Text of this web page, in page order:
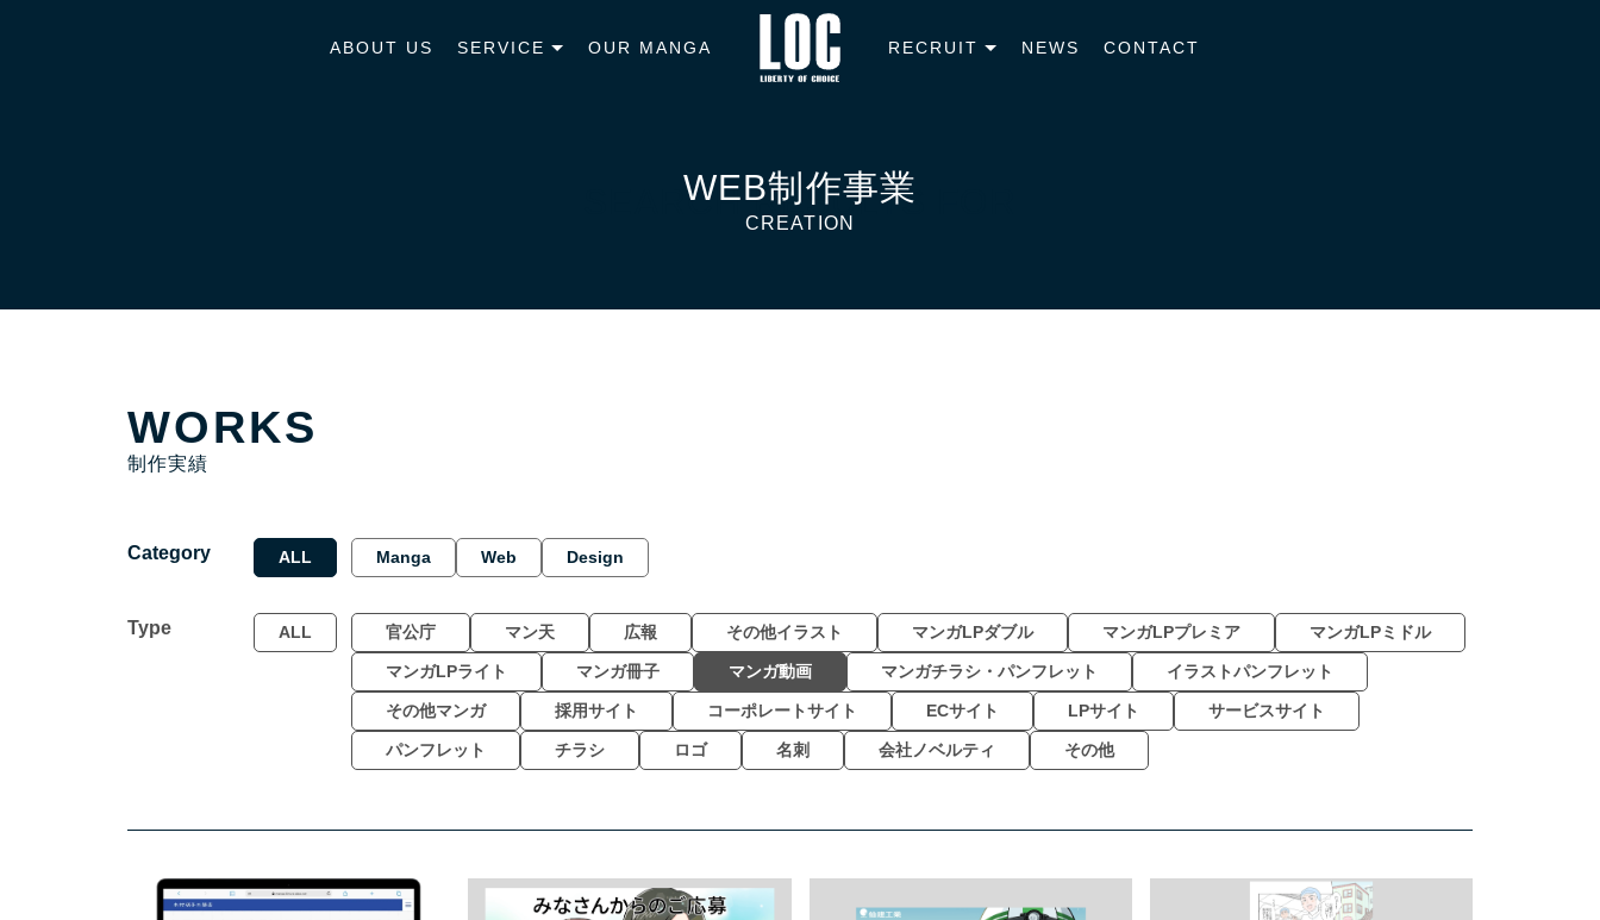
ABOUT US SERVICE OUR MANGA RECRUIT NEWS CONTACT
SEARCH RESULTS FOR
WORKS
制作実績
Category ALL Manga Web Design
Type ALL 官公庁 マン天 広報 その他イラスト マンガLPダブル マンガLPプレミア マンガLPミドル
マンガLPライト マンガ冊子 マンガ動画 マンガチラシ・パンフレット イラストパンフレット
その他マンガ 採用サイト コーポレートサイト ECサイト LPサイト サービスサイト
パンフレット チラシ ロゴ 名刺 会社ノベルティ その他